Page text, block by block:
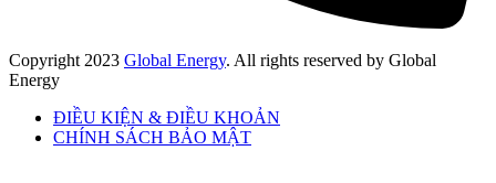
Copyright 2023 Global Energy. All rights reserved by Global
Energy
ĐIỀU KIỆN & ĐIỀU KHOẢN
CHÍNH SÁCH BẢO MẬT